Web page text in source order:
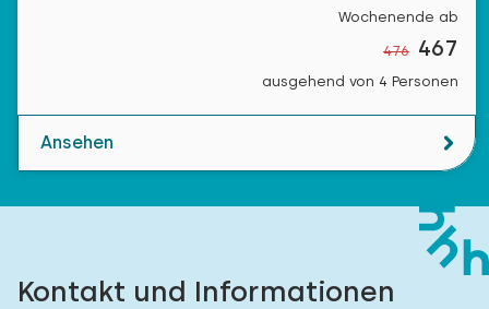
Wochenende ab
476 467
ausgehend von 4 Personen
Ansehen
Kontakt und Informationen